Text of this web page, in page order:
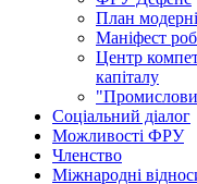
План
Маніфест
Центр
капіталу
Соціальний діалог
Можливості ФРУ
Членство
Міжнародні